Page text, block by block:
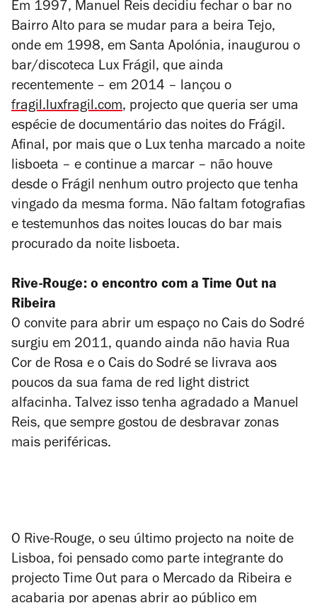
Em 1997, Manuel Reis decidiu fechar o bar no
Bairro Alto para se mudar para a beira Tejo,
onde em 1998, em Santa Apolónia, inaugurou o
bar/discoteca Lux Frágil, que ainda
recentemente – em 2014 – lançou o
fragil.luxfragil.com, projecto que queria ser uma
espécie de documentário das noites do Frágil.
Afinal, por mais que o Lux tenha marcado a noite
lisboeta – e continue a marcar – não houve
desde o Frágil nenhum outro projecto que tenha
vingado da mesma forma. Não faltam fotografias
e testemunhos das noites loucas do bar mais
procurado da noite lisboeta.
Rive-Rouge: o encontro com a Time Out na
Ribeira
O convite para abrir um espaço no Cais do Sodré
surgiu em 2011, quando ainda não havia Rua
Cor de Rosa e o Cais do Sodré se livrava aos
poucos da sua fama de red light district
alfacinha. Talvez isso tenha agradado a Manuel
Reis, que sempre gostou de desbravar zonas
mais periféricas.
O Rive-Rouge, o seu último projecto na noite de
Lisboa, foi pensado como parte integrante do
projecto Time Out para o Mercado da Ribeira e
acabaria por apenas abrir ao público em